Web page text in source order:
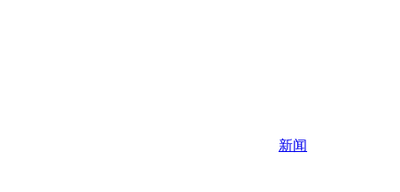
新闻